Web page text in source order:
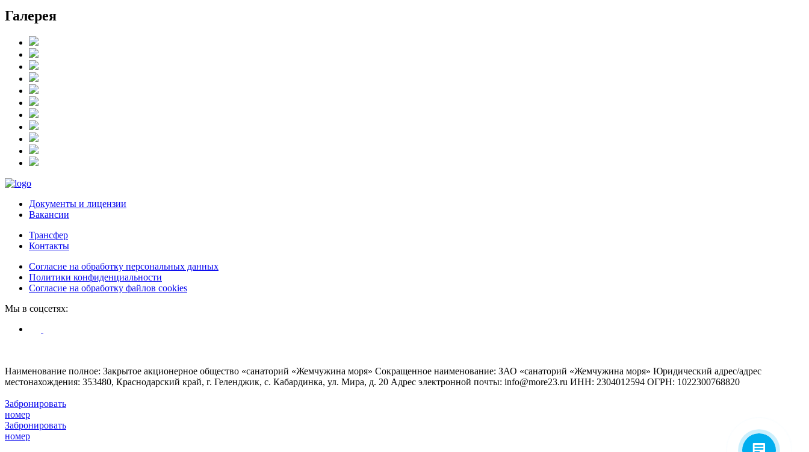
Галерея
Документы и лицензии
Вакансии
Трансфер
Контакты
Согласие на обработку персональных данных
Политики конфиденциальности
Согласие на обработку файлов cookies
Мы в соцсетях:
Наименование полное: Закрытое акционерное общество «санаторий «Жемчужина моря» Сокращенное наименование: ЗАО «санаторий «Жемчужина моря» Юридический адрес/адрес
местонахождения: 353480, Краснодарский край, г. Геленджик, с. Кабардинка, ул. Мира, д. 20 Адрес электронной почты: info@more23.ru ИНН: 2304012594 ОГРН: 1022300768820
Забронировать
номер
Забронировать
номер